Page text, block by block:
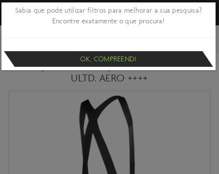
CALÇÕES COM ALÇAS SCOTT HOMEM
ULTD. AERO ++++
Sabia que pode utilizar filtros para melhorar a sua pesquisa?
Encontre exatamente o que procura!
OK, COMPREENDI